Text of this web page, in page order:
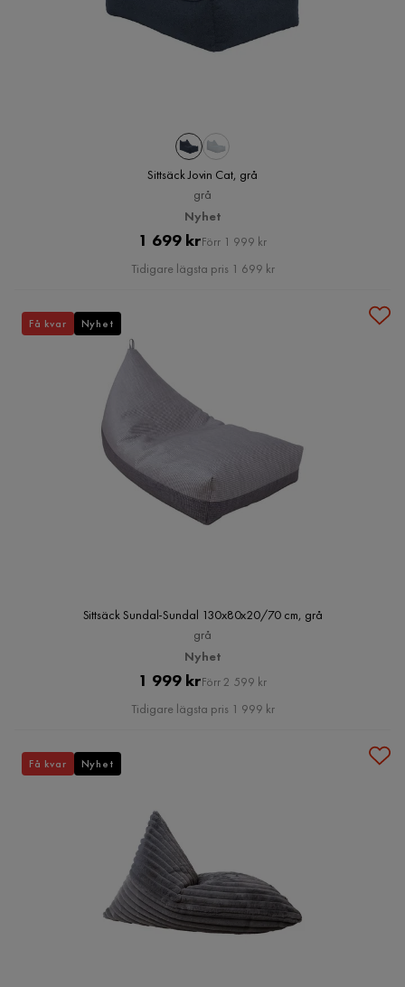
Sittsäck Jovin Cat, grå
grå
Nyhet
Pris
1 699 krOriginal
Pris
Förr 1 999 kr
Tidigare lägsta pris 1 699 kr
Sittsäck Sundal-Sundal 130x80x20/70 cm, grå
grå
Nyhet
Pris
1 999 krOriginal
Pris
Förr 2 599 kr
Tidigare lägsta pris 1 999 kr
Få kvar Nyhet
Få kvar Nyhet